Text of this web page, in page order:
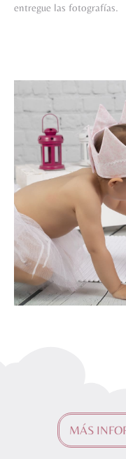
entregue las fotografías.
MÁS